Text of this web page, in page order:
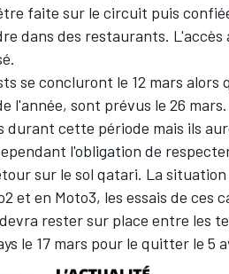
faite sur le circuit puis
dans des restaurants. L'accès
se concluront le 12 mars
l'année, sont prévus le 26
durant cette période mais ils
l'obligation de
sur le sol qatari. La
et en Moto3, les essais de ces
rester sur place entre les
le 17 mars pour le quitter le 5